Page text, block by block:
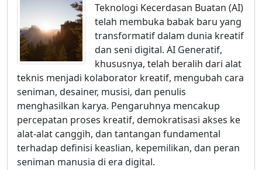
Teknologi Kecerdasan Buatan (AI)
telah membuka babak baru yang
transformatif dalam dunia kreatif
dan seni digital. AI Generatif,
khususnya, telah beralih dari alat
teknis menjadi kolaborator kreatif, mengubah cara
seniman, desainer, musisi, dan penulis
menghasilkan karya. Pengaruhnya mencakup
percepatan proses kreatif, demokratisasi akses ke
alat-alat canggih, dan tantangan fundamental
terhadap definisi keaslian, kepemilikan, dan peran
seniman manusia di era digital.